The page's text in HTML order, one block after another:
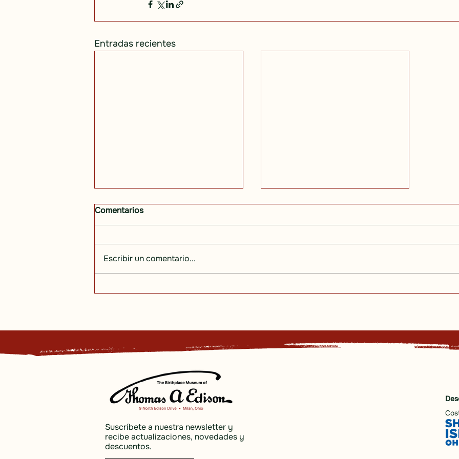
Entradas recientes
Comentarios
Escribir un comentario...
Suscríbete a nuestra newsletter y
recibe actualizaciones, novedades y
descuentos.